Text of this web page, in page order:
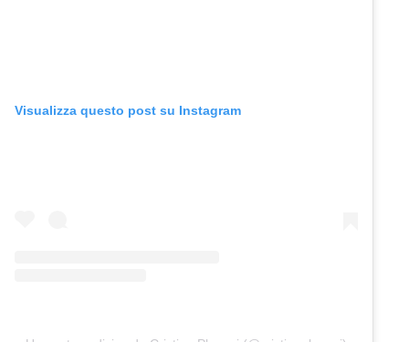
Visualizza questo post su Instagram